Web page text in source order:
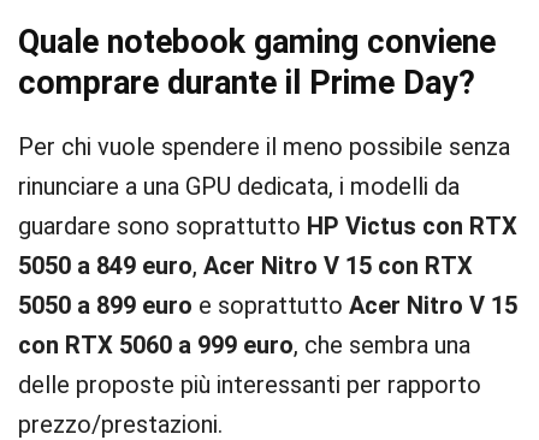
Quale notebook gaming conviene
comprare durante il Prime Day?
Per chi vuole spendere il meno possibile senza
rinunciare a una GPU dedicata, i modelli da
guardare sono soprattutto HP Victus con RTX
5050 a 849 euro, Acer Nitro V 15 con RTX
5050 a 899 euro e soprattutto Acer Nitro V 15
con RTX 5060 a 999 euro, che sembra una
delle proposte più interessanti per rapporto
prezzo/prestazioni.